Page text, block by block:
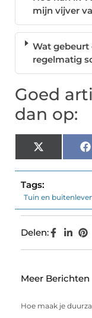
mijn vijver
Wat gebeurt
regelmatig
Goed
dan op:
X
(Twitter)
Tags:
Tuin en
Delen:
Meer Berichten
Hoe maak je